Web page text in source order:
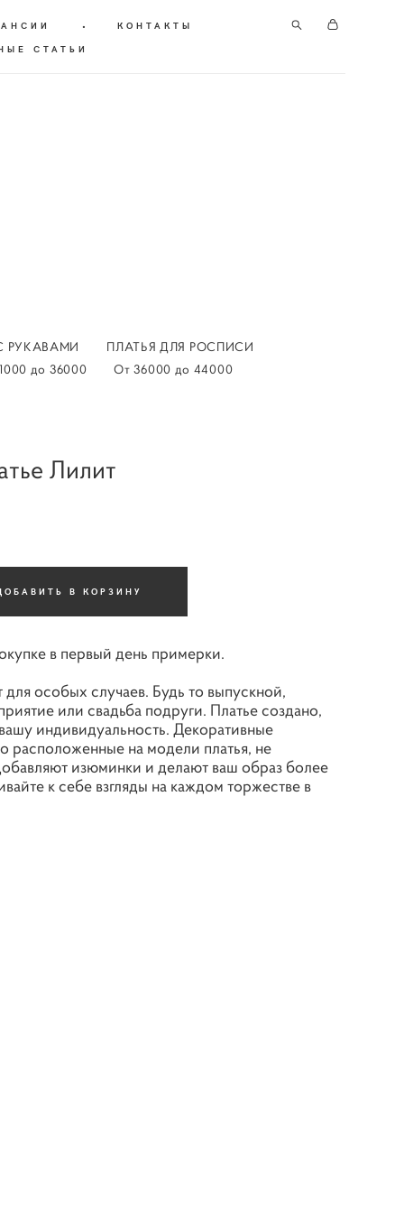
•
КОНТАКТЫ
СТАТЬИ
РУКАВАМИ
ПЛАТЬЯ ДЛЯ РОСПИСИ
до 36000
От 36000 до 44000
Лилит
В КОРЗИНУ
в первый день примерки.
особых случаев. Будь то выпускной,
или свадьба подруги. Платье создано,
индивидуальность. Декоративные
расположенные на модели платья, не
изюминки и делают ваш образ более
к себе взгляды на каждом торжестве в